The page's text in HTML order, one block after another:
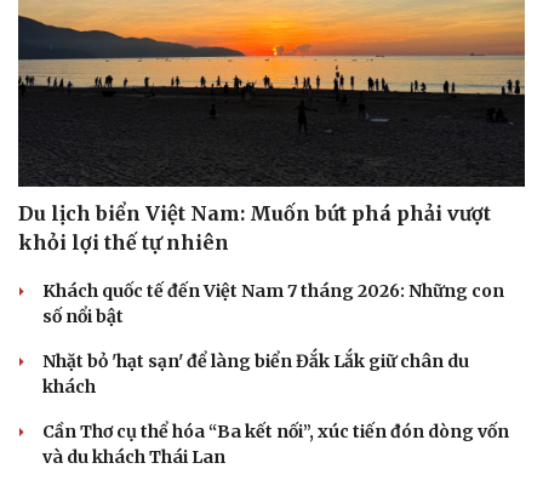
Văn hóa
Văn học
Âm nhạc
Di sản
Nghệ sĩ
Thời trang
Du lịch biển Việt Nam: Muốn bứt phá phải vượt
khỏi lợi thế tự nhiên
Khách quốc tế đến Việt Nam 7 tháng 2026: Những con
số nổi bật
Nhặt bỏ 'hạt sạn' để làng biển Đắk Lắk giữ chân du
khách
Cần Thơ cụ thể hóa “Ba kết nối”, xúc tiến đón dòng vốn
và du khách Thái Lan